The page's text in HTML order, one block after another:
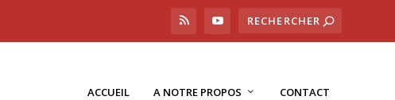
ACCUEIL A NOTRE PROPOS CONTACT